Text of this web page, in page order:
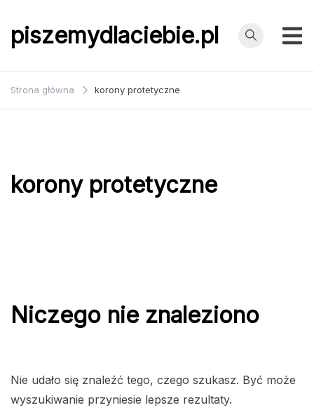
do
treścipiszemydlaciebie.pl
Strona główna korony protetyczne
korony protetyczne
Niczego nie znaleziono
Nie udało się znaleźć tego, czego szukasz. Być może
wyszukiwanie przyniesie lepsze rezultaty.